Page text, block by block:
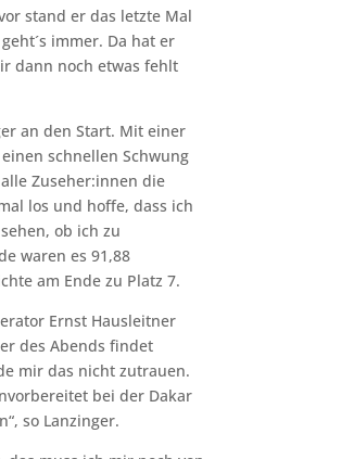
stand er das letzte Mal
immer. Da hat er
dann noch etwas fehlt
an den Start. Mit einer
schnellen Schwung
Zuseher:innen die
los und hoffe, dass ich
ob ich zu
waren es 91,88
am Ende zu Platz 7.
Ernst Hausleitner
des Abends findet
mir das nicht zutrauen.
bei der Dakar
so Lanzinger.